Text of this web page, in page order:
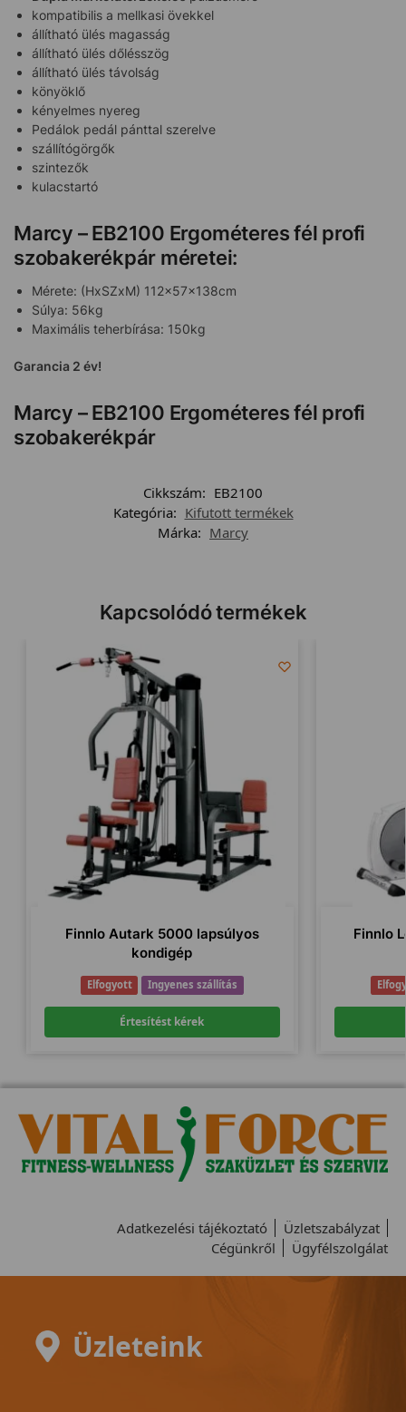
kompatibilis a mellkasi övekkel
állítható ülés magasság
állítható ülés dőlésszög
állítható ülés távolság
könyöklő
kényelmes nyereg
Pedálok pedál pánttal szerelve
szállítógörgők
szintezők
kulacstartó
Marcy – EB2100 Ergométeres fél profi
szobakerékpár méretei:
Mérete: (HxSZxM) 112x57x138cm
Súlya: 56kg
Maximális teherbírása: 150kg
Garancia 2 év!
Marcy – EB2100 Ergométeres fél profi
szobakerékpár
Cikkszám: EB2100
Kategória: Kifutott termékek
Márka: Marcy
Kapcsolódó termékek
Finnlo Autark 5000 lapsúlyos
kondigép
Elfogyott Ingyenes szállítás
Értesítést kérek
Finnlo
Adatkezelési tájékoztató
Üzletszabályzat
Cégünkről
Ügyfélszolgálat
Üzleteink